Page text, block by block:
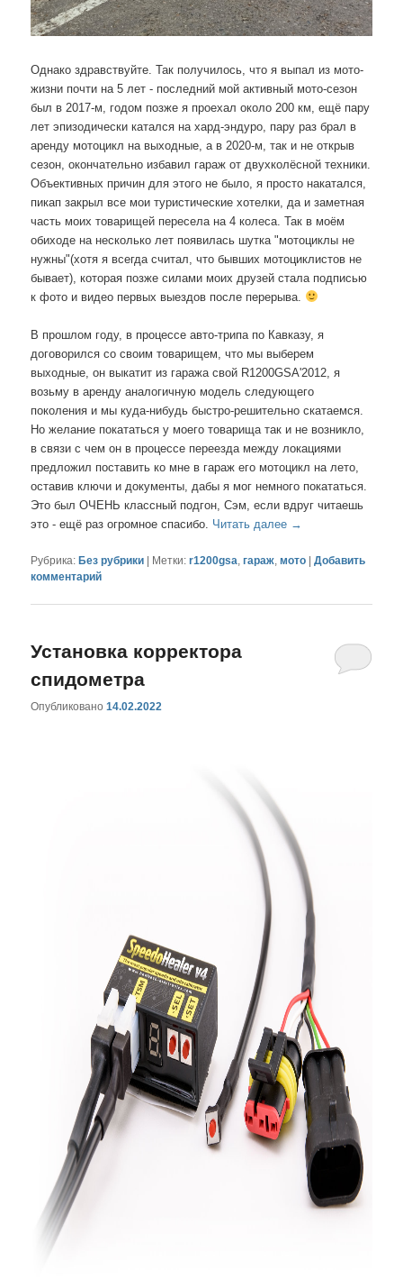
Однако здравствуйте. Так получилось, что я выпал из мото-
жизни почти на 5 лет - последний мой активный мото-сезон
был в 2017-м, годом позже я проехал около 200 км, ещё пару
лет эпизодически катался на хард-эндуро, пару раз брал в
аренду мотоцикл на выходные, а в 2020-м, так и не открыв
сезон, окончательно избавил гараж от двухколёсной техники.
Объективных причин для этого не было, я просто накатался,
пикап закрыл все мои туристические хотелки, да и заметная
часть моих товарищей пересела на 4 колеса. Так в моём
обиходе на несколько лет появилась шутка "мотоциклы не
нужны"(хотя я всегда считал, что бывших мотоциклистов не
бывает), которая позже силами моих друзей стала подписью
к фото и видео первых выездов после перерыва.
В прошлом году, в процессе авто-трипа по Кавказу, я
договорился со своим товарищем, что мы выберем
выходные, он выкатит из гаража свой R1200GSA'2012, я
возьму в аренду аналогичную модель следующего
поколения и мы куда-нибудь быстро-решительно скатаемся.
Но желание покататься у моего товарища так и не возникло,
в связи с чем он в процессе переезда между локациями
предложил поставить ко мне в гараж его мотоцикл на лето,
оставив ключи и документы, дабы я мог немного покататься.
Это был ОЧЕНЬ классный подгон, Сэм, если вдруг читаешь
это - ещё раз огромное спасибо. Читать далее →
Рубрика: Без рубрики | Метки: r1200gsa,гараж,мото |Добавить
комментарий
Установка корректора
спидометра
Опубликовано14.02.2022